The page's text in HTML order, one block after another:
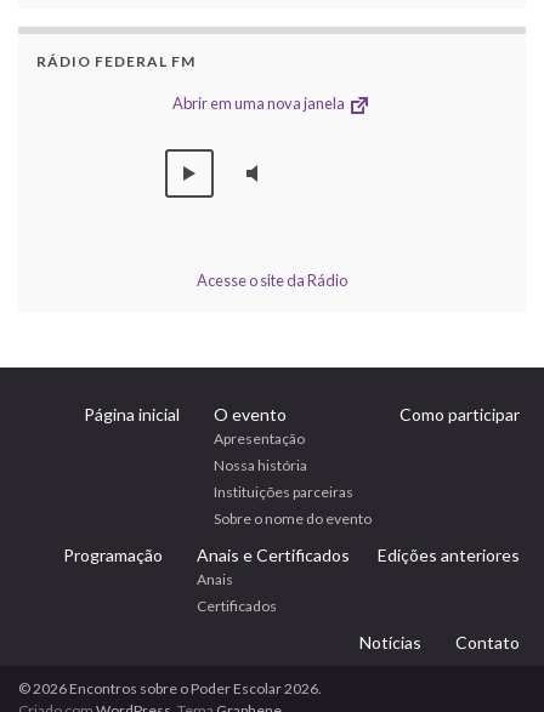
RÁDIO FEDERAL FM
Abrir em uma nova janela
Acesse o site da Rádio
Página inicial O evento
Apresentação
Nossa história
Instituições parceiras
Sobre o nome do evento
Como participar
Programação Anais e Certificados
Anais
Certificados
Edições anteriores
Notícias Contato
© 2026 Encontros sobre o Poder Escolar 2026.